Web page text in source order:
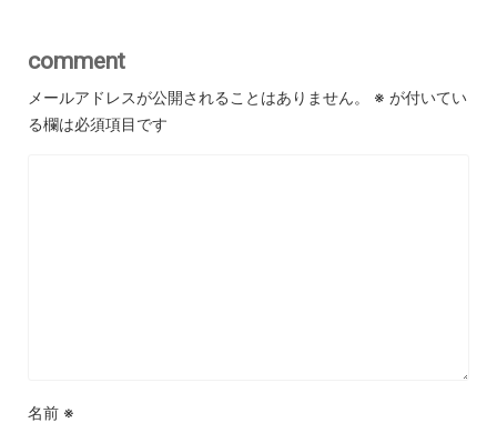
comment
メールアドレスが公開されることはありません。 ※ が付いてい
る欄は必須項目です
名前 ※